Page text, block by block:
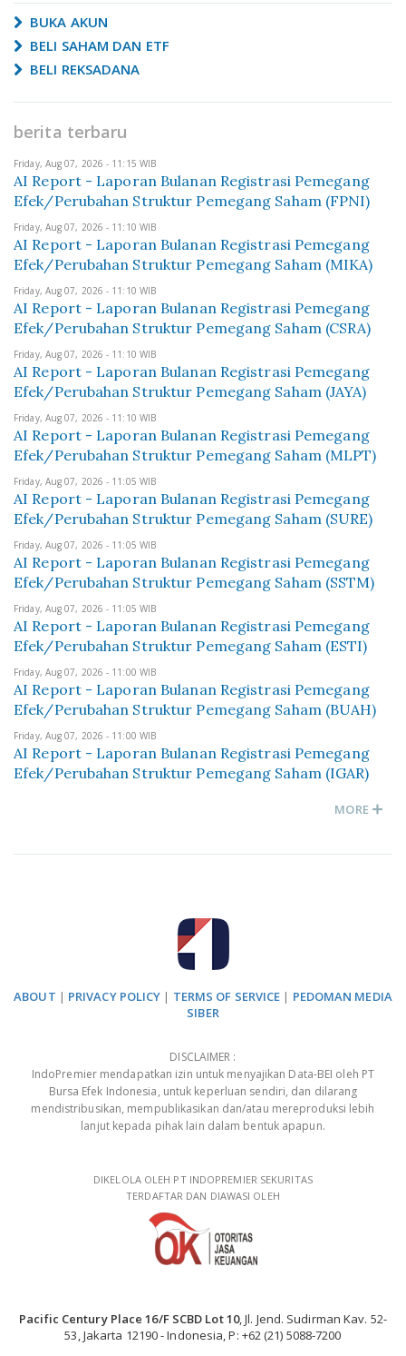
BUKA AKUN
BELI SAHAM DAN ETF
BELI REKSADANA
berita terbaru
Friday, Aug 07, 2026 - 11:15 WIB
AI Report - Laporan Bulanan Registrasi Pemegang
Efek/Perubahan Struktur Pemegang Saham (FPNI)
Friday, Aug 07, 2026 - 11:10 WIB
AI Report - Laporan Bulanan Registrasi Pemegang
Efek/Perubahan Struktur Pemegang Saham (MIKA)
Friday, Aug 07, 2026 - 11:10 WIB
AI Report - Laporan Bulanan Registrasi Pemegang
Efek/Perubahan Struktur Pemegang Saham (CSRA)
Friday, Aug 07, 2026 - 11:10 WIB
AI Report - Laporan Bulanan Registrasi Pemegang
Efek/Perubahan Struktur Pemegang Saham (JAYA)
Friday, Aug 07, 2026 - 11:10 WIB
AI Report - Laporan Bulanan Registrasi Pemegang
Efek/Perubahan Struktur Pemegang Saham (MLPT)
Friday, Aug 07, 2026 - 11:05 WIB
AI Report - Laporan Bulanan Registrasi Pemegang
Efek/Perubahan Struktur Pemegang Saham (SURE)
Friday, Aug 07, 2026 - 11:05 WIB
AI Report - Laporan Bulanan Registrasi Pemegang
Efek/Perubahan Struktur Pemegang Saham (SSTM)
Friday, Aug 07, 2026 - 11:05 WIB
AI Report - Laporan Bulanan Registrasi Pemegang
Efek/Perubahan Struktur Pemegang Saham (ESTI)
Friday, Aug 07, 2026 - 11:00 WIB
AI Report - Laporan Bulanan Registrasi Pemegang
Efek/Perubahan Struktur Pemegang Saham (BUAH)
Friday, Aug 07, 2026 - 11:00 WIB
AI Report - Laporan Bulanan Registrasi Pemegang
Efek/Perubahan Struktur Pemegang Saham (IGAR)
MORE
ABOUT | PRIVACY POLICY | TERMS OF SERVICE | PEDOMAN MEDIA
SIBER
DISCLAIMER :
IndoPremier mendapatkan izin untuk menyajikan Data-BEI oleh PT
Bursa Efek Indonesia, untuk keperluan sendiri, dan dilarang
mendistribusikan, mempublikasikan dan/atau mereproduksi lebih
lanjut kepada pihak lain dalam bentuk apapun.
DIKELOLA OLEH PT INDOPREMIER SEKURITAS
TERDAFTAR DAN DIAWASI OLEH
Pacific Century Place 16/F SCBD Lot 10, Jl. Jend. Sudirman Kav. 52-
53, Jakarta 12190 - Indonesia, P: +62 (21) 5088-7200